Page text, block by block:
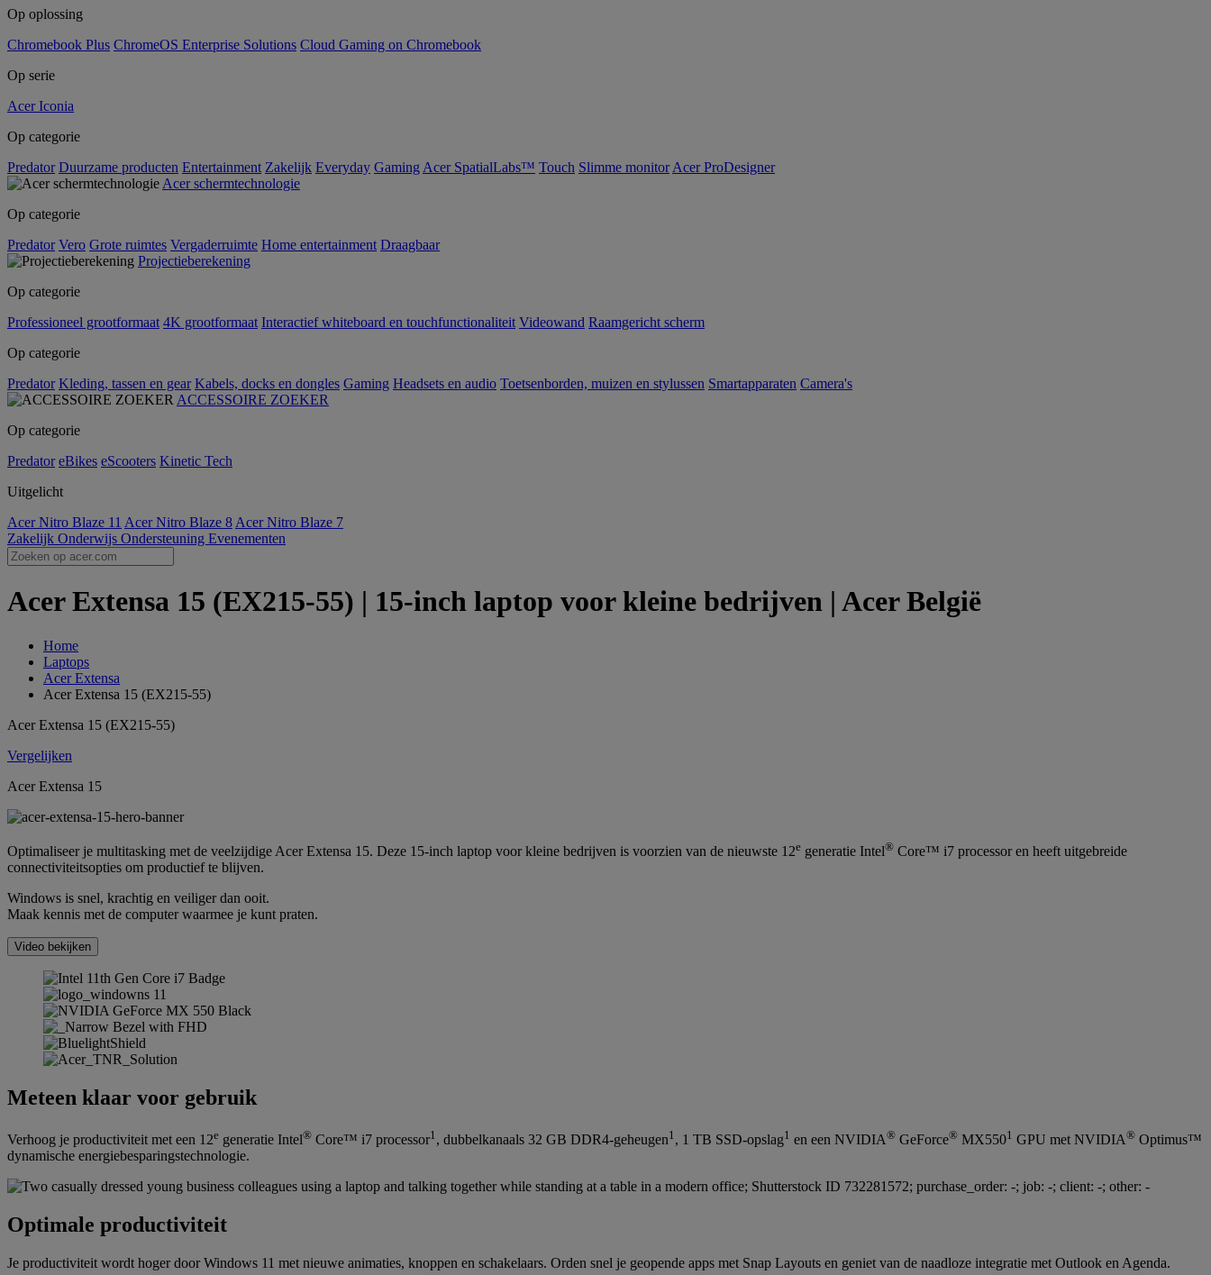
Op oplossing
Chromebook Plus ChromeOS Enterprise Solutions Cloud Gaming on Chromebook
Op serie
Acer Iconia
Op categorie
Predator Duurzame producten Entertainment Zakelijk Everyday Gaming Acer SpatialLabs™ Touch Slimme monitor Acer ProDesigner
Acer schermtechnologie
Op categorie
Predator Vero Grote ruimtes Vergaderruimte Home entertainment Draagbaar
Projectieberekening
Op categorie
Professioneel grootformaat 4K grootformaat Interactief whiteboard en touchfunctionaliteit Videowand Raamgericht scherm
Op categorie
Predator Kleding, tassen en gear Kabels, docks en dongles Gaming Headsets en audio Toetsenborden, muizen en stylussen Smartapparaten Camera's
ACCESSOIRE ZOEKER
Op categorie
Predator eBikes eScooters Kinetic Tech
Uitgelicht
Acer Nitro Blaze 11 Acer Nitro Blaze 8 Acer Nitro Blaze 7
Zakelijk Onderwijs Ondersteuning Evenementen
Acer Extensa 15 (EX215-55) | 15-inch laptop voor kleine bedrijven | Acer België
Home
Laptops
Acer Extensa
Acer Extensa 15 (EX215-55)
Acer Extensa 15 (EX215-55)
Vergelijken
Acer Extensa 15
Optimaliseer je multitasking met de veelzijdige Acer Extensa 15. Deze 15-inch laptop voor kleine bedrijven is voorzien van de nieuwste 12e generatie Intel® Core™ i7 processor en heeft uitgebreide
connectiviteitsopties om productief te blijven.
Windows is snel, krachtig en veiliger dan ooit.
Maak kennis met de computer waarmee je kunt praten.
Video bekijken
Meteen klaar voor gebruik
Verhoog je productiviteit met een 12e generatie Intel® Core™ i7 processor1, dubbelkanaals 32 GB DDR4-geheugen1, 1 TB SSD-opslag1 en een NVIDIA® GeForce® MX5501 GPU met NVIDIA® Optimus™
dynamische energiebesparingstechnologie.
Optimale productiviteit
Je productiviteit wordt hoger door Windows 11 met nieuwe animaties, knoppen en schakelaars. Orden snel je geopende apps met Snap Layouts en geniet van de naadloze integratie met Outlook en Agenda.